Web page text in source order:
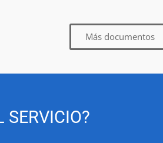
Más documentos
SERVICIO?